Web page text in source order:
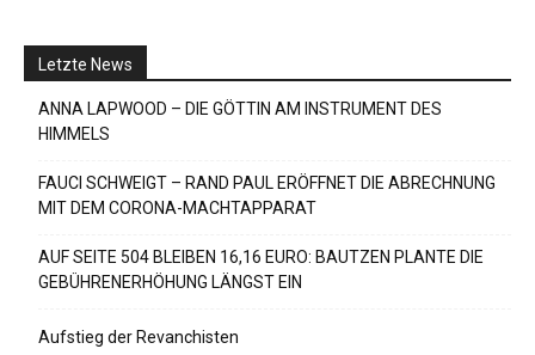
Letzte News
ANNA LAPWOOD – DIE GÖTTIN AM INSTRUMENT DES
HIMMELS
FAUCI SCHWEIGT – RAND PAUL ERÖFFNET DIE ABRECHNUNG
MIT DEM CORONA-MACHTAPPARAT
AUF SEITE 504 BLEIBEN 16,16 EURO: BAUTZEN PLANTE DIE
GEBÜHRENERHÖHUNG LÄNGST EIN
Aufstieg der Revanchisten